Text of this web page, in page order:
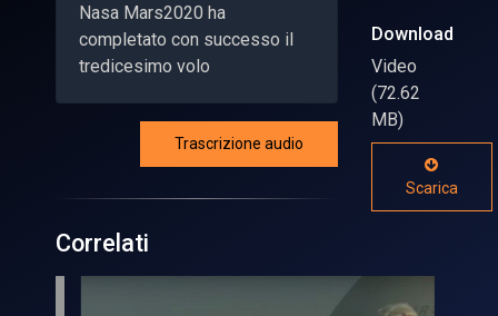
Nasa Mars2020 ha
completato con successo il
tredicesimo volo
Trascrizione audio
Download
Video
(72.62
MB)
Scarica
Correlati